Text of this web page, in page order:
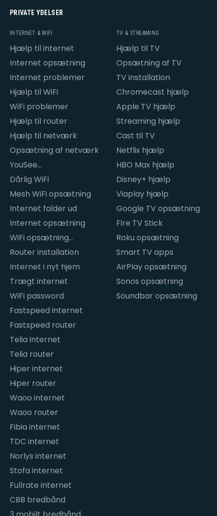
PRIVATE YDELSER
INTERNET & WIFI
Hjælp til internet
Internet opsætning
Internet problemer
Hjælp til WiFi
WiFi problemer
Hjælp til router
Hjælp til netværk
Opsætning af netværk
YouSee
internetproblemer
Dårlig WiFi
Mesh WiFi opsætning
Internet falder ud
Internet opsætning
WiFi opsætning
hjemme
Router installation
Internet i nyt hjem
Trægt internet
WiFi password
Fastspeed internet
Fastspeed router
Telia internet
Telia router
Hiper internet
Hiper router
Waoo internet
Waoo router
Fibia internet
TDC internet
Norlys internet
Stofa internet
Fullrate internet
CBB bredbånd
TV & STREAMING
Hjælp til TV
Opsætning af TV
TV installation
Chromecast hjælp
Apple TV hjælp
Streaming hjælp
Cast til TV
Netflix hjælp
HBO Max hjælp
Disney+ hjælp
Viaplay hjælp
Google TV opsætning
Fire TV Stick
Roku opsætning
Smart TV apps
AirPlay opsætning
Sonos opsætning
Soundbar opsætning